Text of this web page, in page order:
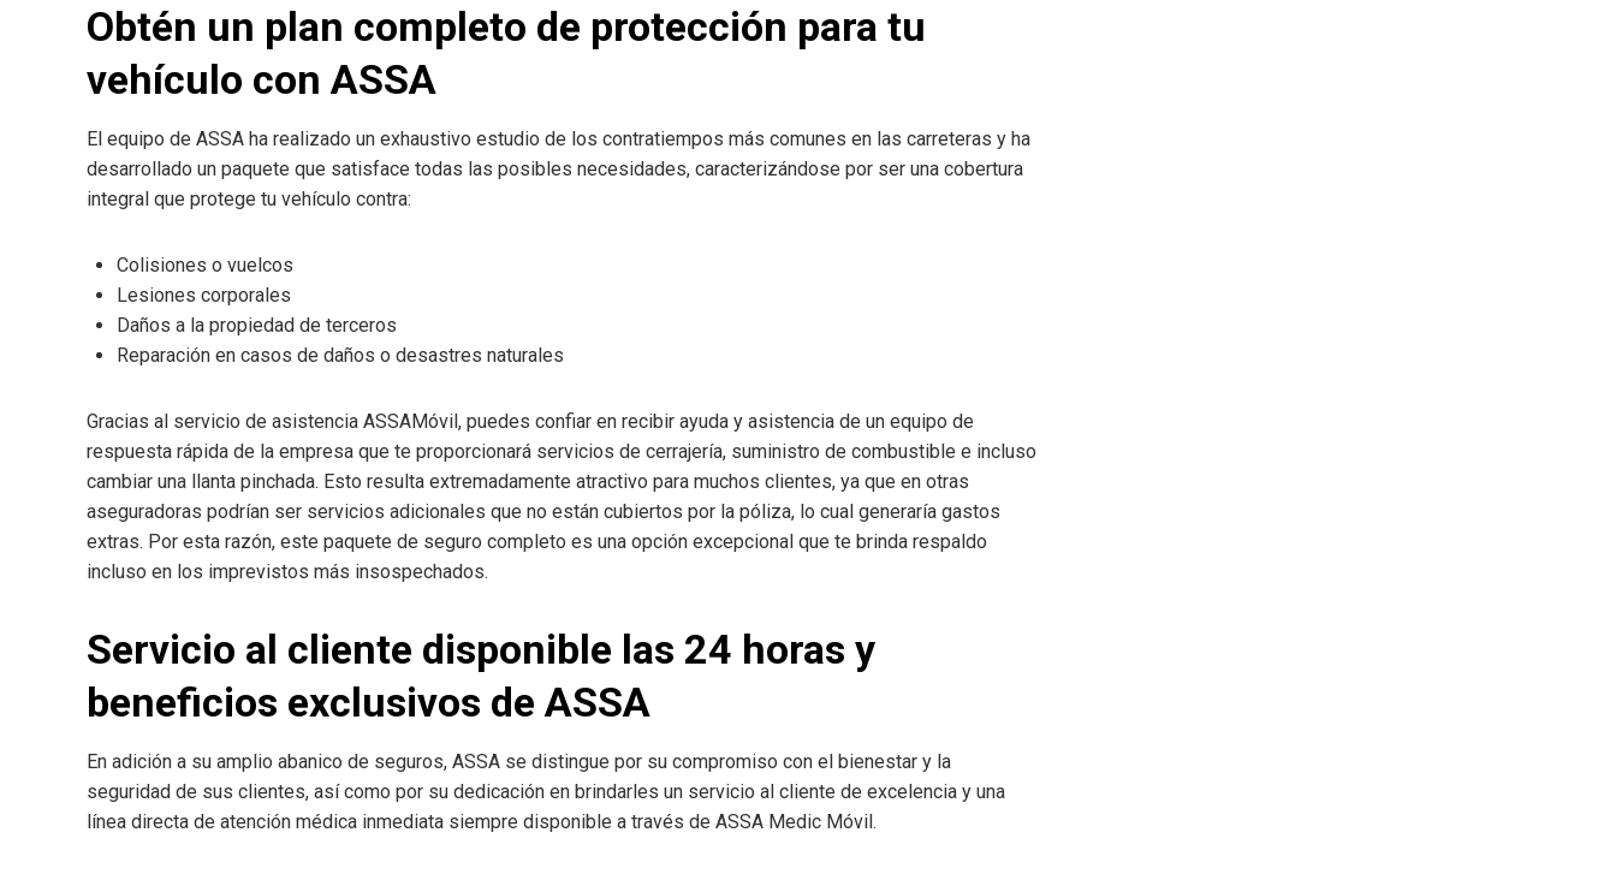
Obtén un plan completo de protección para tu
vehículo con ASSA
El equipo de ASSA ha realizado un exhaustivo estudio de los contratiempos más comunes en las carreteras y ha
desarrollado un paquete que satisface todas las posibles necesidades, caracterizándose por ser una cobertura
integral que protege tu vehículo contra:
Colisiones o vuelcos
Lesiones corporales
Daños a la propiedad de terceros
Reparación en casos de daños o desastres naturales
Gracias al servicio de asistencia ASSAMóvil, puedes confiar en recibir ayuda y asistencia de un equipo de
respuesta rápida de la empresa que te proporcionará servicios de cerrajería, suministro de combustible e incluso
cambiar una llanta pinchada. Esto resulta extremadamente atractivo para muchos clientes, ya que en otras
aseguradoras podrían ser servicios adicionales que no están cubiertos por la póliza, lo cual generaría gastos
extras. Por esta razón, este paquete de seguro completo es una opción excepcional que te brinda respaldo
incluso en los imprevistos más insospechados.
Servicio al cliente disponible las 24 horas y
beneficios exclusivos de ASSA
En adición a su amplio abanico de seguros, ASSA se distingue por su compromiso con el bienestar y la
seguridad de sus clientes, así como por su dedicación en brindarles un servicio al cliente de excelencia y una
línea directa de atención médica inmediata siempre disponible a través de ASSA Medic Móvil.